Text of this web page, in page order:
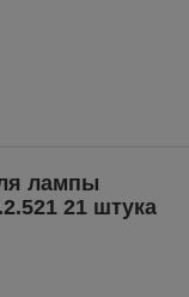
лампы
21 штука